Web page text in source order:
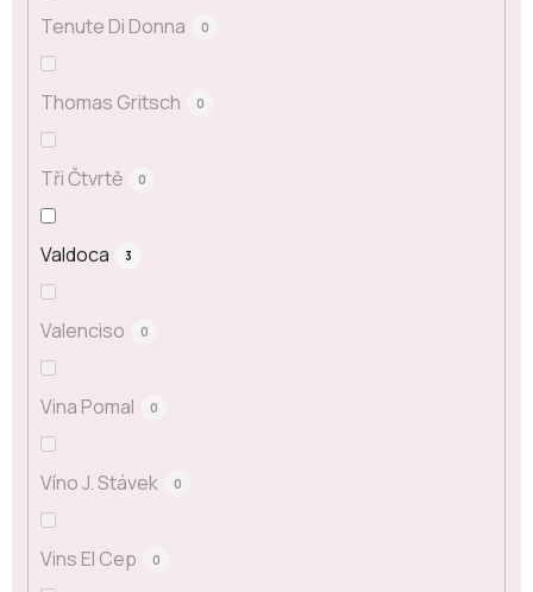
Tenute Di Donna 0
Thomas Gritsch 0
Tři Čtvrtě 0
Valdoca 3
Valenciso 0
Vina Pomal 0
Víno J. Stávek 0
Vins El Cep 0